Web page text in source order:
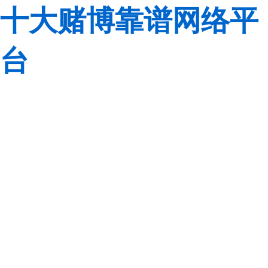
十大赌博靠谱网络平
台